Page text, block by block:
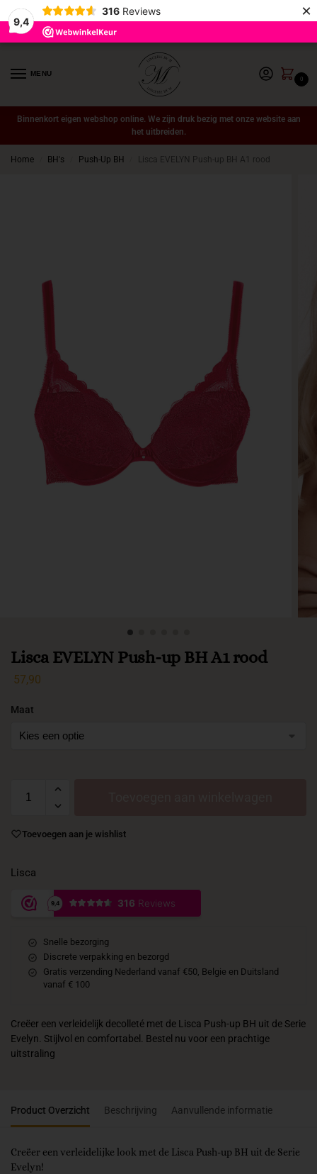
9,4
316 Reviews ×
MENU
0
Binnenkort eigen webshop online. We zijn druk bezig met onze website aan
het uitbreiden.
Home BH's Push-Up BH Lisca EVELYN Push-up BH A1 rood
Lisca EVELYN Push-up BH A1 rood
57,90
Maat
Toevoegen aan je wishlist
Lisca
Snelle bezorging
Discrete verpakking en bezorgd
Gratis verzending Nederland vanaf €50, Belgie en Duitsland
vanaf € 100
Creëer een verleidelijk decolleté met de Lisca Push-up BH uit de Serie
Evelyn. Stijlvol en comfortabel. Bestel nu voor een prachtige
uitstraling
Product Overzicht Beschrijving Aanvullende informatie
Creëer een verleidelijke look met de Lisca Push-up BH uit de Serie
Evelyn!